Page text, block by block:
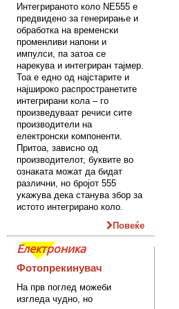
Интегрираното коло NE555 е
предвидено за генерирање и
обработка на временски
променливи напони и
импулси, па затоа се
нарекува и интегриран тајмер.
Тоа е едно од најстарите и
најшироко распространетите
интегрирани кола – го
произведуваат речиси сите
производители на
електронски компоненти.
Притоа, зависно од
производителот, буквите во
ознаката можат да бидат
различни, но бројот 555
укажува дека станува збор за
истото интегрирано коло.
Повеќе
Електроника
Фотопрекинувач
На прв поглед можеби
изгледа чудно, но